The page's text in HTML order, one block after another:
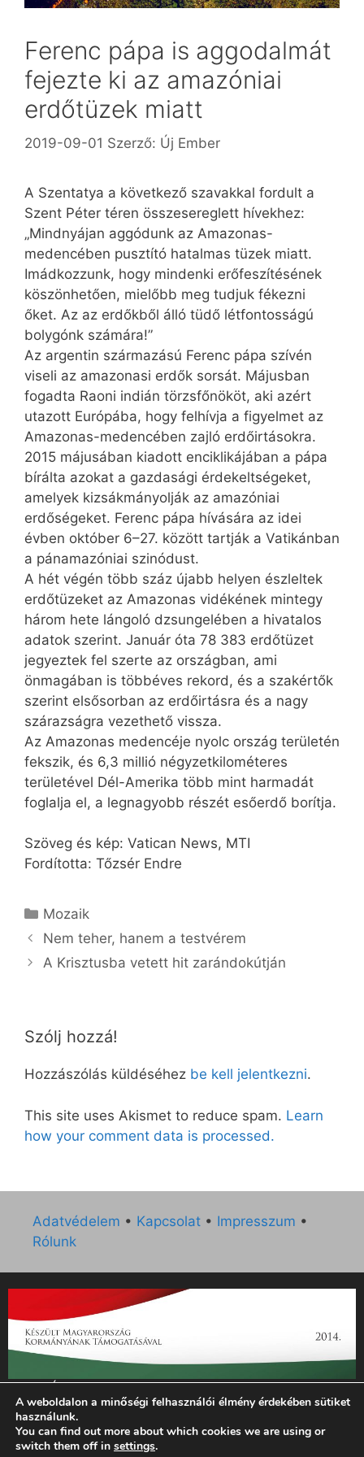
Ferenc pápa is aggodalmát
fejezte ki az amazóniai
erdőtüzek miatt
2019-09-01 Szerző: Új Ember
A Szentatya a következő szavakkal fordult a
Szent Péter téren összesereglett hívekhez:
„Mindnyájan aggódunk az Amazonas-
medencében pusztító hatalmas tüzek miatt.
Imádkozzunk, hogy mindenki erőfeszítésének
köszönhetően, mielőbb meg tudjuk fékezni
őket. Az az erdőkből álló tüdő létfontosságú
bolygónk számára!”
Az argentin származású Ferenc pápa szívén
viseli az amazonasi erdők sorsát. Májusban
fogadta Raoni indián törzsfőnököt, aki azért
utazott Európába, hogy felhívja a figyelmet az
Amazonas-medencében zajló erdőirtásokra.
2015 májusában kiadott enciklikájában a pápa
bírálta azokat a gazdasági érdekeltségeket,
amelyek kizsákmányolják az amazóniai
erdőségeket. Ferenc pápa hívására az idei
évben október 6–27. között tartják a Vatikánban
a pánamazóniai szinódust.
A hét végén több száz újabb helyen észleltek
erdőtüzeket az Amazonas vidékének mint­egy
három hete lángoló dzsungelében a hivatalos
adatok szerint. Január óta 78 383 erdőtüzet
jegyeztek fel szerte az országban, ami
önmagában is többéves rekord, és a szakértők
szerint elsősorban az erdőirtásra és a nagy
szárazságra vezethető vissza.
Az Amazonas medencéje nyolc ország területén
fekszik, és 6,3 millió négyzetkilométeres
területével Dél-Amerika több mint harmadát
foglalja el, a legnagyobb részét esőerdő borítja.
Szöveg és kép: Vatican News, MTI
Fordította: Tőzsér Endre
Kategória
Mozaik
Nem teher, hanem a testvérem
A Krisztusba vetett hit zarándokútján
Szólj hozzá!
Hozzászólás küldéséhez be kell jelentkezni.
This site uses Akismet to reduce spam. Learn
how your comment data is processed.
Adatvédelem • Kapcsolat • Impresszum •
Rólunk
„Az Új Ember katolikus hetilap 2014. évi működésének
támogatását az EGYH-KCP-14-P-0121 sz. támogatási
szerződés keretében 3 000 000 Ft összegben támogatta az
Emberi Erőforrások Minisztériuma.”
A weboldalon a minőségi felhasználói élmény érdekében sütiket
használunk.
You can find out more about which cookies we are using or
switch them off in settings.